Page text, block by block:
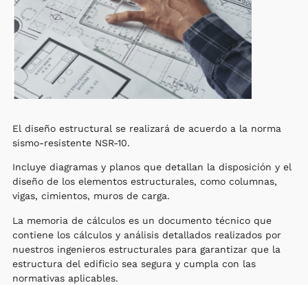
El diseño estructural se realizará de acuerdo a la norma
sismo-resistente NSR-10.
Incluye diagramas y planos que detallan la disposición y el
diseño de los elementos estructurales, como columnas,
vigas, cimientos, muros de carga.
La memoria de cálculos es un documento técnico que
contiene los cálculos y análisis detallados realizados por
nuestros ingenieros estructurales para garantizar que la
estructura del edificio sea segura y cumpla con las
normativas aplicables.